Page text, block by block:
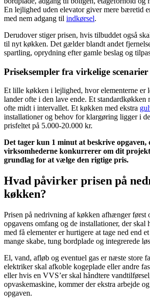
En lejlighed uden elevator giver mere bæretid
med nem adgang til indkørsel.
Derudover stiger prisen, hvis tilbuddet også
til nyt køkken. Det gælder blandt andet
spartling, oprydning efter gamle beslag og
Priseksempler fra virkelige scenarier
Et lille køkken i lejlighed, hvor elementerne er
lander ofte i den lave ende. Et standardkøkken
ofte midt i intervallet. Et køkken med ekstra
installationer og behov for klargøring ligger i
prisfeltet på 5.000-20.000 kr.
Det tager kun 1 minut at beskrive opgaven,
virksomhederne konkurrerer om dit
grundlag for at vælge den rigtige pris.
Hvad påvirker prisen på
køkken?
Prisen på nedrivning af køkken afhænger først
opgavens omfang og de installationer, der skal
med få elementer er hurtigere at tage ned end
mange skabe, tung bordplade og integrerede
El, vand, afløb og eventuel gas er næste store
elektriker skal afkoble kogeplade eller andre
eller hvis en VVS’er skal håndtere
opvaskemaskine, kommer der ekstra arbejde
opgaven.